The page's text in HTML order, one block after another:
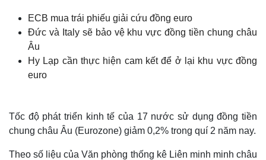
Nhận diện sự thật
Dấu ấn VOV
Việc làm
ECB mua trái phiếu giải cứu đồng euro
Đức và Italy sẽ bảo vệ khu vực đồng tiền chung châu
Âu
Hy Lạp cần thực hiện cam kết để ở lại khu vực đồng
euro
Tốc độ phát triển kinh tế của 17 nước sử dụng đồng tiền
chung châu Âu (Eurozone) giảm 0,2% trong quí 2 năm nay.
Theo số liệu của Văn phòng thống kê Liên minh minh châu